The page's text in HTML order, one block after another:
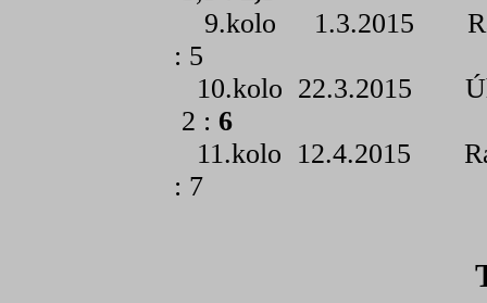
9.kolo 1.3.2015
: 5
10.kolo 22.3.2015
2 : 6
11.kolo 12.4.2015
: 7